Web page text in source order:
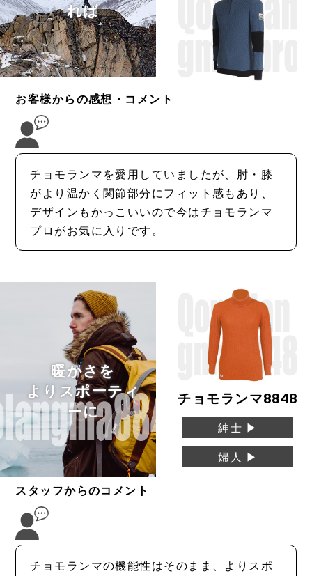
れば
お客様からの感想・コメント
チョモランマを愛用していましたが、肘・膝
がより温かく関節部分にフィット感もあり、
デザインもかっこいいので今はチョモランマ
プロがお気に入りです。
暖かさを
よりスポーティ
ーに
チョモランマ8848
紳士 ▶
婦人 ▶
スタッフからのコメント
チョモランマの機能性はそのまま、よりスポ